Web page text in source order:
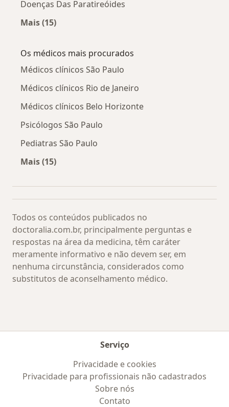
Doenças Das Paratireóides
Mais (15)
Os médicos mais procurados
Médicos clínicos São Paulo
Médicos clínicos Rio de Janeiro
Médicos clínicos Belo Horizonte
Psicólogos São Paulo
Pediatras São Paulo
Mais (15)
Todos os conteúdos publicados no
doctoralia.com.br, principalmente perguntas e
respostas na área da medicina, têm caráter
meramente informativo e não devem ser, em
nenhuma circunstância, considerados como
substitutos de aconselhamento médico.
Serviço
Privacidade e cookies
Privacidade para profissionais não cadastrados
Sobre nós
Contato